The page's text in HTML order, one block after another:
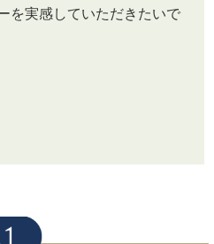
を実感していただきたいで